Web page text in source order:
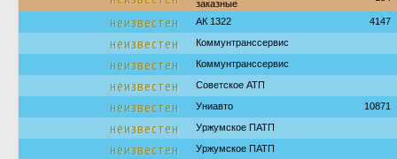
заказные
неизвестен АК 1322 4147
неизвестен Коммунтранссервис
неизвестен Коммунтранссервис
неизвестен Советское АТП
неизвестен Униавто 10871
неизвестен Уржумское ПАТП
неизвестен Уржумское ПАТП